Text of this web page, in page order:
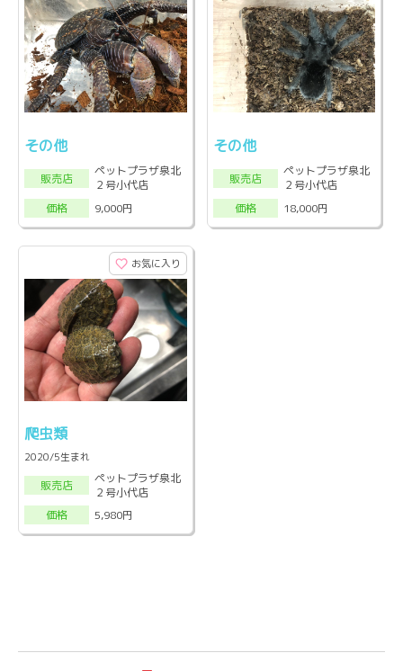
その他
販売店
ペットプラザ泉北
２号小代店
価格
9,000円
その他
販売店
ペットプラザ泉北
２号小代店
価格
18,000円
お気に入り
爬虫類
2020/5生まれ
販売店
ペットプラザ泉北
２号小代店
価格
5,980円